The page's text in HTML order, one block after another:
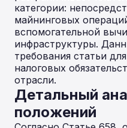
категории:
майнинговых
вспомогательной
инфраструктуры.
требования статьи
налоговых
отрасли.
Детальный
положений